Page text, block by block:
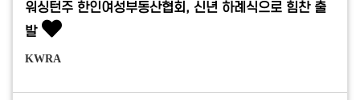
워싱턴주 한인여성부동산협회, 신년 하례식으로 힘찬 출
발
KWRA